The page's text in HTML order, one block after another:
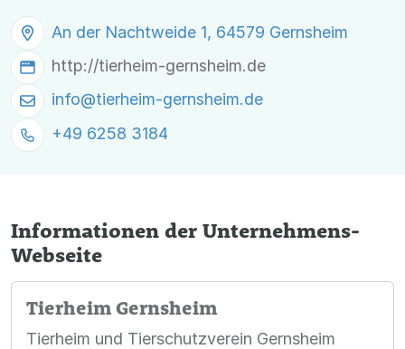
An der Nachtweide 1, 64579 Gernsheim
http://tierheim-gernsheim.de
info@tierheim-gernsheim.de
+49 6258 3184
Informationen der Unternehmens-
Webseite
Tierheim Gernsheim
Tierheim und Tierschutzverein Gernsheim